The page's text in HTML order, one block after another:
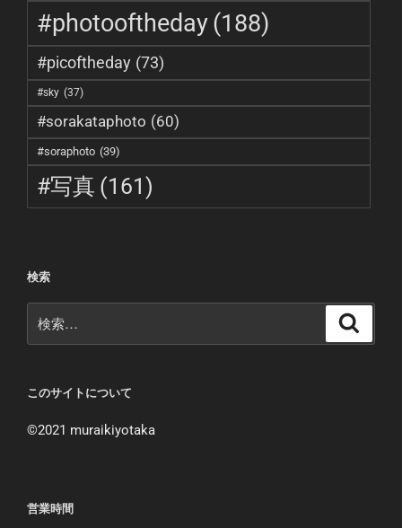
#photooftheday(188)
#picoftheday (73)
#sky (37)
#sorakataphoto (60)
#soraphoto (39)
#写真 (161)
検索
索:
このサイトについて
©︎2021 muraikiyotaka
営業時間